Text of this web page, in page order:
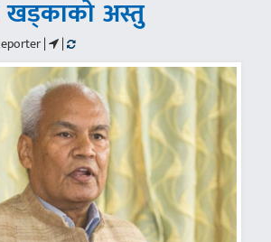
खड्काको अस्तु
| |